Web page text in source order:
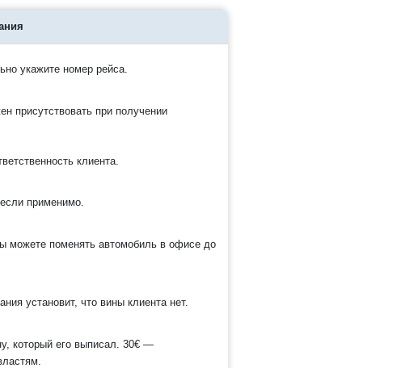
укажите номер рейса.
присутствовать при получении
клиента.
применимо.
можете поменять автомобиль в офисе до
установит, что вины клиента нет.
который его выписал. 30€ —